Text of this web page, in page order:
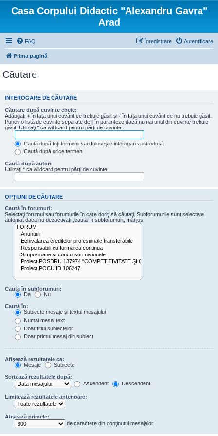
Casa Corpului Didactic "Alexandru Gavra"
Arad
FAQ Autentificare
Înregistrare
Prima pagină
Căutare
INTEROGARE DE CĂUTARE
Căutare după cuvinte cheie:
Adăugaţi + în faţa unui cuvânt ce trebuie găsit şi - în faţa unui cuvânt ce nu trebuie găsit.
Puneţi o listă de cuvinte separate de | în paranteze dacă numai unul din cuvinte trebuie
găsit. Utilizaţi * ca wildcard pentru părţi de cuvinte.
Caută după toţi termenii sau foloseşte interogarea introdusă
Caută după orice termen
Caută după autor:
Utilizaţi * ca wildcard pentru părţi de cuvinte.
OPŢIUNI DE CĂUTARE
Caută în forumuri:
Selectaţi forumul sau forumurile în care doriţi să căutaţi. Subforumurile sunt selectate
automat dacă nu dezactivaţi „caută în subforumuri„ mai jos.
Caută în subforumuri:
Da
Nu
Caută în:
Subiecte mesaje şi textul mesajului
Numai mesaj text
Doar titlul subiectelor
Doar primul mesaj din subiect
Afişează rezultatele ca:
Mesaje
Subiecte
Sortează rezultatele după:
Ascendent
Descendent
Limitează rezultatele anterioare:
Afişează primele:
de caractere din conţinutul mesajelor